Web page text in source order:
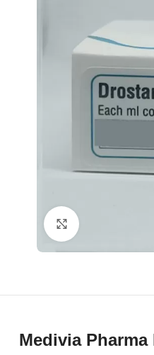
Medivia